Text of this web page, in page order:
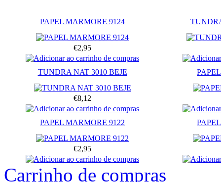
PAPEL MARMORE 9124
€2,95
TUNDRA NAT 3010 BEJE
€8,12
PAPEL MARMORE 9122
€2,95
Carrinho de compras